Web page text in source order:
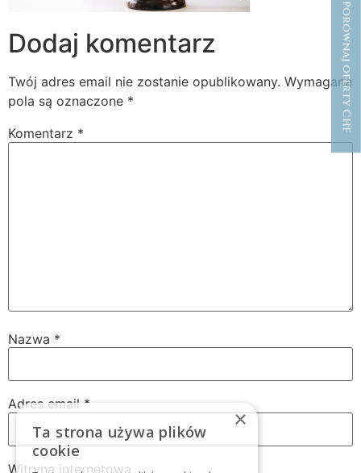
Porównaj oferty CHF
Dodaj komentarz
Twój adres email nie zostanie opublikowany. Wymagane
pola są oznaczone *
Komentarz *
Nazwa *
Adres email *
Witryna internetowa
×
Ta strona używa plików
cookie